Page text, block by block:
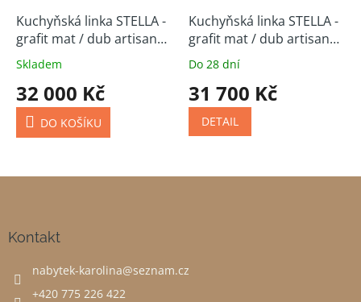
Kuchyňská linka STELLA -
grafit mat / dub artisan
210/350 cm
Skladem
32 000 Kč
DO KOŠÍKU
Kuchyňská linka STELLA -
grafit mat / dub artisan
(volitelná sestava)
Do 28 dní
31 700 Kč
DETAIL
Kontakt
nabytek-karolina@seznam.cz
+420 775 226 422